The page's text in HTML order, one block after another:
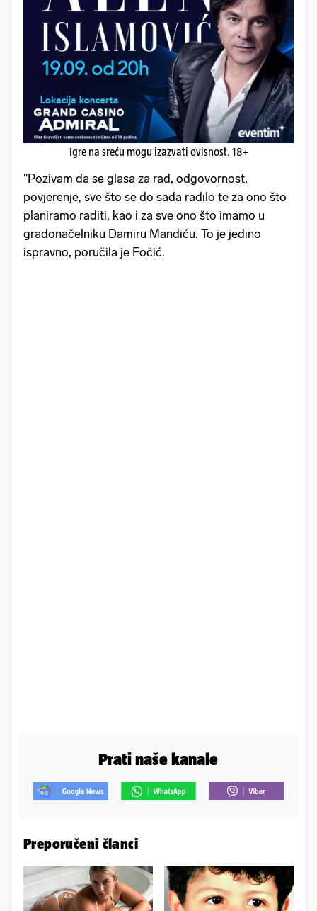
Igre na sreću mogu izazvati ovisnost. 18+
"Pozivam da se glasa za rad, odgovornost,
povjerenje, sve što se do sada radilo te za ono što
planiramo raditi, kao i za sve ono što imamo u
gradonačelniku Damiru Mandiću. To je jedino
ispravno, poručila je Fočić.
Prati naše kanale
Preporučeni članci